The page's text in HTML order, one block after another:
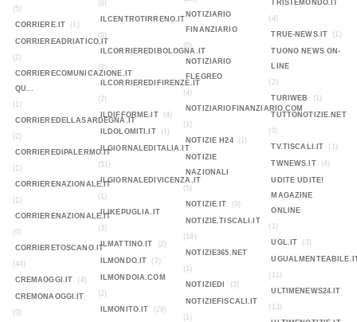
(5)
CORRIERE.IT
(1)
CORRIEREADRIATICO.IT
(2)
CORRIERECOMUNICAZIONE.IT
QU...
(1)
CORRIEREDELLASARDEGNA.IT
(2)
CORRIEREDIPALERMO.IT
(1)
CORRIERENAZIONALE.IT
(1)
CORRIERENAZIONALE.IT
(0)
CORRIERETOSCANO.IT
(44)
CREMAOGGI.IT
(4)
CREMONAOGGI.IT
(3)
(6)
ILCENTROTIRRENO.IT
(9)
ILCORRIEREDIBOLOGNA.IT
(2)
ILCORRIEREDIFIRENZE.IT
(2)
ILDIFFORME.IT
(4)
ILDOLOMITI.IT (1)
ILGIORNALEDITALIA.IT
(51)
ILGIORNALEDIVICENZA.IT
(1)
ILIKEPUGLIA.IT
(3)
ILMATTINO.IT
(2)
ILMONDO.IT (2)
ILMONDOIA.COM
(2)
ILMONITO.IT
(29)
NOTIZIARIO
FINANZIARIO
(0)
NOTIZIARIO
FLEGREO
(4)
NOTIZIARIOFINANZIARIO.COM
(1)
NOTIZIE H24
(1)
NOTIZIE
NAZIONALI
(5)
NOTIZIE.IT
(9)
NOTIZIE.TISCALI.IT
(18)
NOTIZIE365.NET
(1)
NOTIZIEDI
(3)
NOTIZIEFISCALI.IT
(1)
TRISTEMONDO.IT
(4)
TRUE-NEWS.IT
(1)
TUONO NEWS ON-
LINE
(2)
TURIWEB
(1)
TUTTONOTIZIE.NET
(0)
TV.TISCALI.IT
(1)
TWNEWS.IT (4)
UDITE UDITE!
MAGAZINE
ONLINE
(1)
UGL.IT
(3)
(11)
ULTIMENEWS24.IT
(13)